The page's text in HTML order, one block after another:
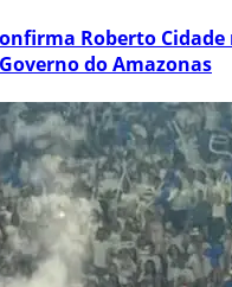
Roberto
do Amazonas